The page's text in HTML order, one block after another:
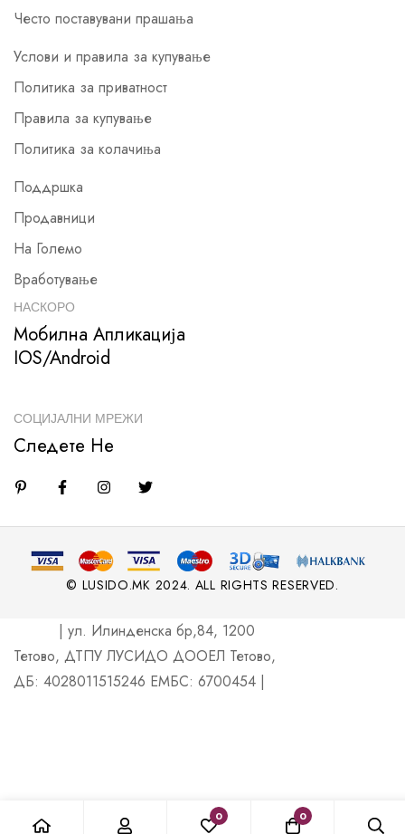
Често поставувани прашања
Услови и правила за купување
Политика за приватност
Правила за купување
Политика за колачиња
Поддршка
Продавници
На Големо
Вработување
НАСКОРО
Мобилна Апликација
IOS/Android
СОЦИЈАЛНИ МРЕЖИ
Следете Не
© LUSIDO.MK 2024. ALL RIGHTS RESERVED.
| ул. Илинденска бр,84, 1200
Тетово, ДТПУ ЛУСИДО ДООЕЛ Тетово,
ДБ: 4028011515246 ЕМБС: 6700454 |
0 0